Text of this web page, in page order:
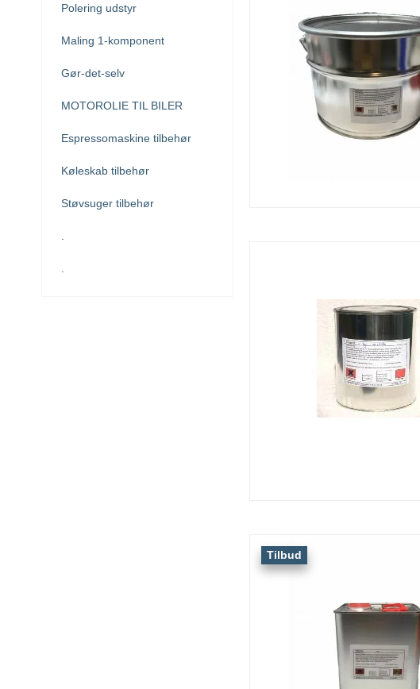
Polering udstyr
Maling 1-komponent
Gør-det-selv
MOTOROLIE TIL BILER
Espressomaskine tilbehør
Køleskab tilbehør
Støvsuger tilbehør
Tilbud